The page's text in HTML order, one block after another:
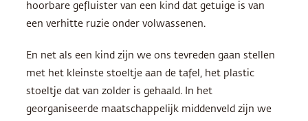
hoorbare gefluister van een kind dat getuige is van
een verhitte ruzie onder volwassenen.
En net als een kind zijn we ons tevreden gaan stellen
met het kleinste stoeltje aan de tafel, het plastic
stoeltje dat van zolder is gehaald. In het
georganiseerde maatschappelijk middenveld zijn we